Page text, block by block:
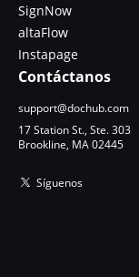
SignNow
altaFlow
Instapage
Contáctanos
support@dochub.com
17 Station St., Ste. 303
Brookline, MA 02445
Síguenos